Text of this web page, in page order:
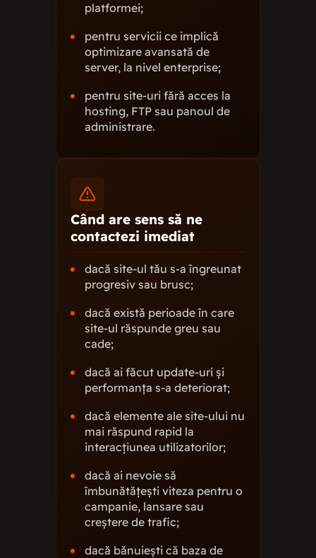
platformei;
pentru servicii ce implică
optimizare avansată de
server, la nivel enterprise;
pentru site-uri fără acces la
hosting, FTP sau panoul de
administrare.
Când are sens să ne
contactezi imediat
dacă site-ul tău s-a îngreunat
progresiv sau brusc;
dacă există perioade în care
site-ul răspunde greu sau
cade;
dacă ai făcut update-uri și
performanța s-a deteriorat;
dacă elemente ale site-ului nu
mai răspund rapid la
interacțiunea utilizatorilor;
dacă ai nevoie să
îmbunătățești viteza pentru o
campanie, lansare sau
creștere de trafic;
dacă bănuiești că baza de